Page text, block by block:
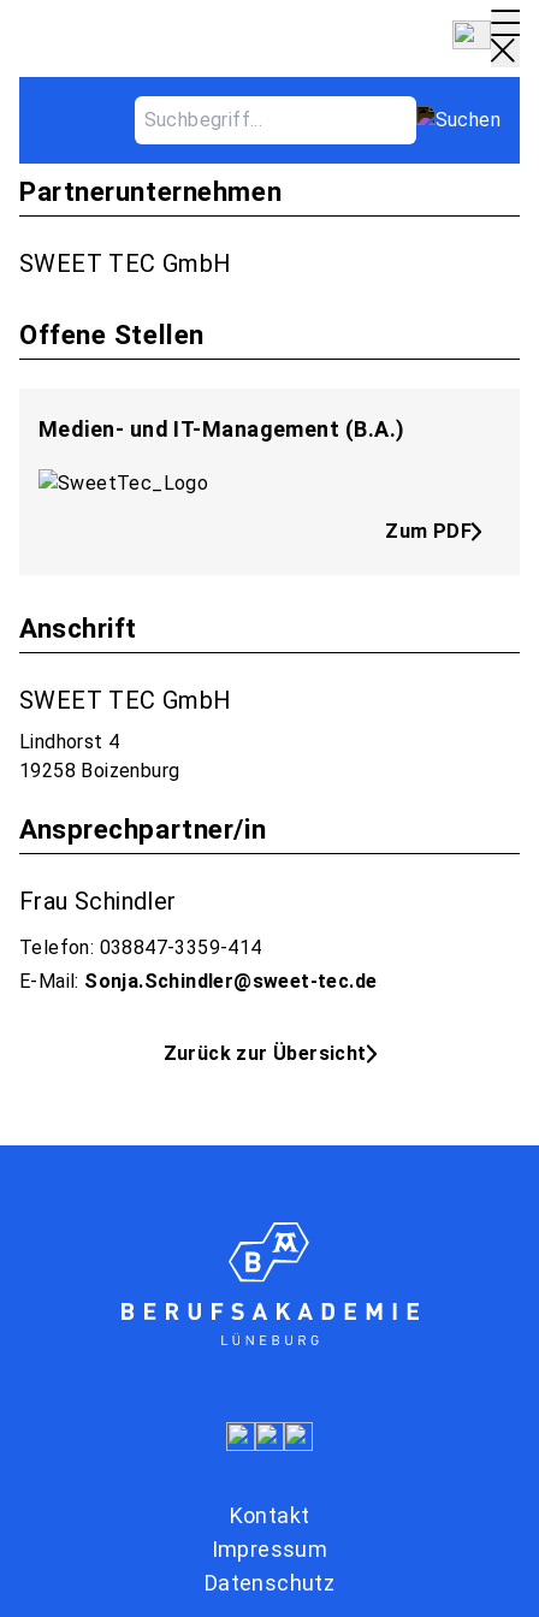
Partnerbetrieb - SWEET TEC GmbH
Partnerunternehmen
SWEET TEC GmbH
Offene Stellen
Medien- und IT-Management (B.A.)
Zum PDF
Anschrift
SWEET TEC GmbH
Lindhorst 4
19258 Boizenburg
Ansprechpartner/in
Frau Schindler
Telefon: 038847-3359-414
E-Mail: Sonja.Schindler@sweet-tec.de
Zurück zur Übersicht
Kontakt
Impressum
Datenschutz